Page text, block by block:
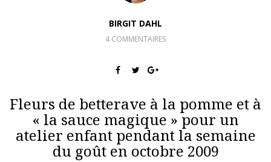
BIRGIT DAHL
4 COMMENTAIRES
Fleurs de betterave à la pomme et à
« la sauce magique » pour un
atelier enfant pendant la semaine
du goût en octobre 2009